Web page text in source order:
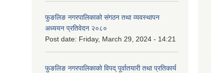
फुङलिङ नगरपालिकाको संगठन तथा व्यवस्थापन
अध्ययन प्रतिवेदन २०८०
Post date: Friday, March 29, 2024 - 14:21
फुङलिङ नगरपालिकाको विपद् पूर्वातयारी तथा प्रतिकार्य